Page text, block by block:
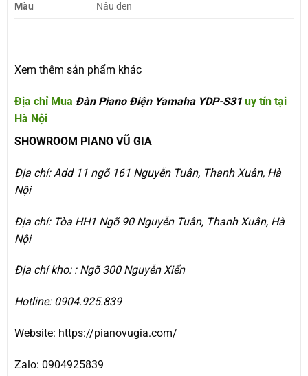
Màu
Nâu đen
Xem thêm sản phẩm khác
Địa chỉ Mua Đàn Piano Điện Yamaha YDP-S31uy tín tại
Hà Nội
SHOWROOM PIANO VŨ GIA
Địa chỉ: Add 11 ngõ 161 Nguyễn Tuân, Thanh Xuân, Hà
Nội
Địa chỉ: Tòa HH1 Ngõ 90 Nguyễn Tuân, Thanh Xuân, Hà
Nội
Địa chỉ kho: : Ngõ 300 Nguyễn Xiển
Hotline: 0904.925.839
Website: https://pianovugia.com/
Zalo: 0904925839